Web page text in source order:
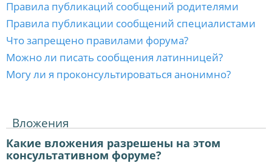
Правила публикаций сообщений родителями
Правила публикации сообщений специалистами
Что запрещено правилами форума?
Можно ли писать сообщения латинницей?
Могу ли я проконсультироваться анонимно?
Вложения
Какие вложения разрешены на этом
консультативном форуме?